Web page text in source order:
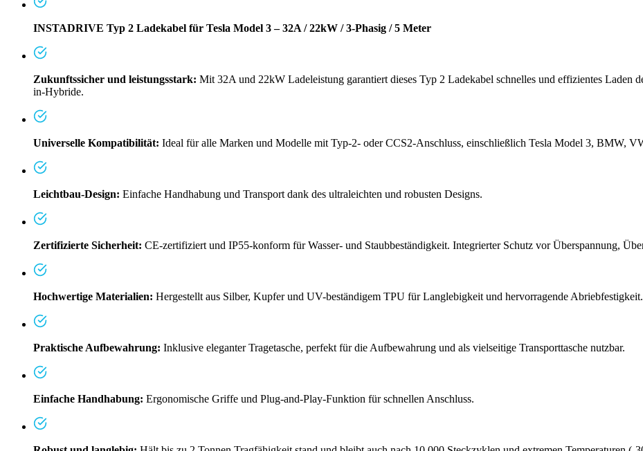
INSTADRIVE Typ 2 Ladekabel für Tesla Model 3 – 32A / 22kW / 3-Phasig / 5 Meter
Zukunftssicher und leistungsstark: Mit 32A und 22kW Ladeleistung garantiert dieses Typ 2 Ladekabel schnelles und effizientes Laden
in-Hybride.
Universelle Kompatibilität: Ideal für alle Marken und Modelle mit Typ-2- oder CCS2-Anschluss, einschließlich Tesla Model 3, BMW,
Leichtbau-Design: Einfache Handhabung und Transport dank des ultraleichten und robusten Designs.
Zertifizierte Sicherheit: CE-zertifiziert und IP55-konform für Wasser- und Staubbeständigkeit. Integrierter Schutz vor Überspannung,
Hochwertige Materialien: Hergestellt aus Silber, Kupfer und UV-beständigem TPU für Langlebigkeit und hervorragende Abriebfestigkeit.
Praktische Aufbewahrung: Inklusive eleganter Tragetasche, perfekt für die Aufbewahrung und als vielseitige Transporttasche nutzbar.
Einfache Handhabung: Ergonomische Griffe und Plug-and-Play-Funktion für schnellen Anschluss.